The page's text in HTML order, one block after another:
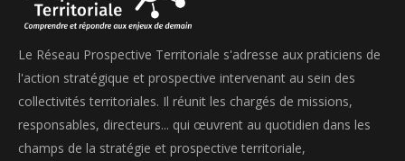
Le Réseau Prospective Territoriale s'adresse aux praticiens de
l'action stratégique et prospective intervenant au sein des
collectivités territoriales. Il réunit les chargés de missions,
responsables, directeurs... qui œuvrent au quotidien dans les
champs de la stratégie et prospective territoriale,